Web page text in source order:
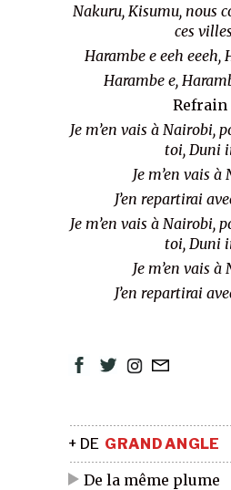
Nakuru, Kisumu, nous
ces villes
Harambe e eeh eeeh,
Harambe e,
Refrain
Je m’en vais à Nairobi,
toi, Duni
Je m’en vais à
J’en repartirai
Je m’en vais à Nairobi,
toi, Duni
Je m’en vais à
J’en repartirai
+ DE GRAND ANGLE
De la même plume